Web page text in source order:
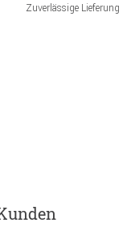
Zuverlässige Lieferung